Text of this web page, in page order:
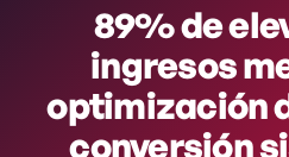
89% de
ingresos
optimización
conversión